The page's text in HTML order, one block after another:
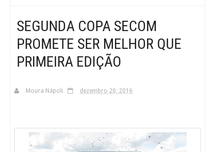
SEGUNDA COPA SECOM
PROMETE SER MELHOR QUE
PRIMEIRA EDIÇÃO
Moura Nápoli dezembro 20, 2016